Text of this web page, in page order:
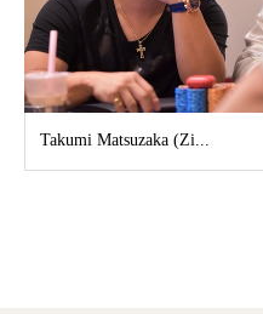
Takumi Matsuzaka (Zi...